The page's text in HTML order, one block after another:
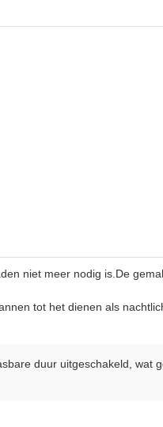
niet meer nodig is.De
tot het dienen als
duur uitgeschakeld, wat